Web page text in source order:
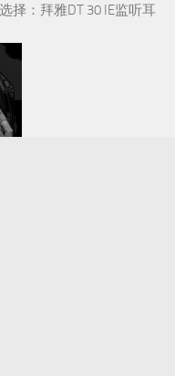
择：拜雅DT 30 IE监听耳